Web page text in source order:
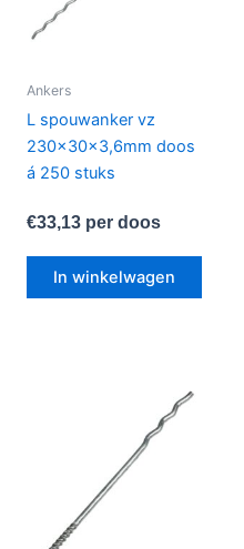
Ankers
L spouwanker vz
230x30x3,6mm doos
á 250 stuks
€33,13per doos
In winkelwagen